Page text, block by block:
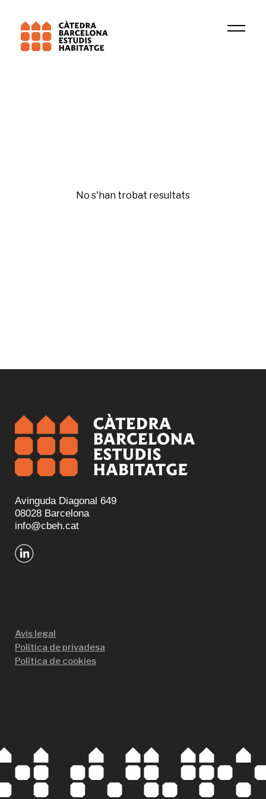
No s'han trobat resultats
Avinguda Diagonal 649
08028 Barcelona
info@cbeh.cat
Avís legal
Política de privadesa
Política de cookies